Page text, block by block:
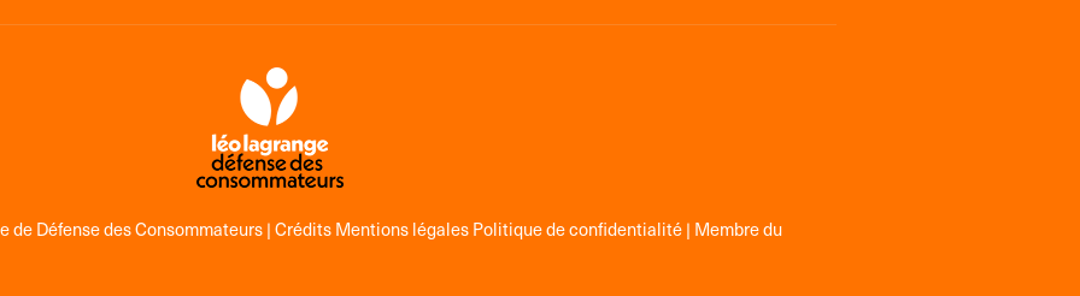
Défense des Consommateurs |Crédits Mentions légales Politique de confidentialité| Membre du